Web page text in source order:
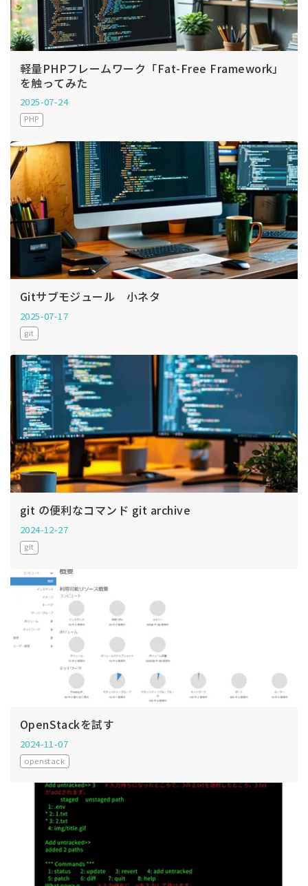
軽量PHPフレームワーク「Fat-Free Framework」
を触ってみた
2025-07-24
PHP
Gitサブモジュール 小ネタ
2025-07-17
git
git の便利なコマンド git archive
2024-12-27
git
OpenStackを試す
2024-11-07
openstack